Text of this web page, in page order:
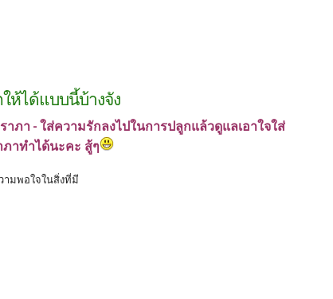
ให้ได้แบบนี้บ้างจัง
ภา - ใส่ความรักลงไปในการปลูกแล้วดูแลเอาใจใส่
าทำได้นะคะ สู้ๆ
ามพอใจในสิ่งที่มี